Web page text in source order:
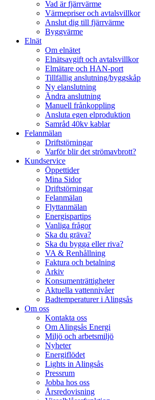
Vad är fjärrvärme
Värmepriser och avtalsvillkor
Anslut dig till fjärrvärme
Byggvärme
Elnät
Om elnätet
Elnätsavgift och avtalsvillkor
Elmätare och HAN-port
Tillfällig anslutning/byggskåp
Ny elanslutning
Ändra anslutning
Manuell frånkoppling
Ansluta egen elproduktion
Samråd 40kv kablar
Felanmälan
Driftstörningar
Varför blir det strömavbrott?
Kundservice
Öppettider
Mina Sidor
Driftstörningar
Felanmälan
Flyttanmälan
Energispartips
Vanliga frågor
Ska du gräva?
Ska du bygga eller riva?
VA & Renhållning
Faktura och betalning
Arkiv
Konsumenträttigheter
Aktuella vattennivåer
Badtemperaturer i Alingsås
Om oss
Kontakta oss
Om Alingsås Energi
Miljö och arbetsmiljö
Nyheter
Energiflödet
Lights in Alingsås
Pressrum
Jobba hos oss
Årsredovisning